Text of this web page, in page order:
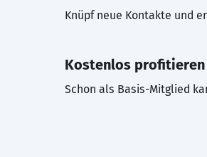
Knüpf neue Kontakte und
Kostenlos profitieren
Schon als Basis-Mitglied